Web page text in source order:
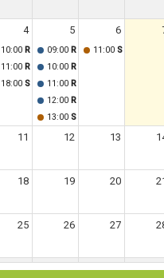
4
10:00 Reunión Conjunta de las
11:00 Reunión de Comisión de
18:00 Sesión Ordinaria
5
09:00 Reunión de Comisión
10:00 Reunión de Comisión
11:00 Reunión de Comisión
12:00 Reunión Conjunta de
13:00 Sesión Ordinaria
6
11:00 Sesión
11 12 13
18 19 20
25 26 27